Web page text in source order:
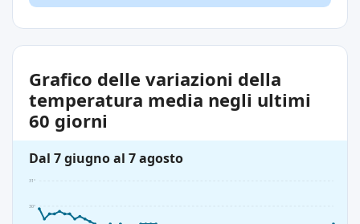
Grafico delle variazioni della
temperatura media negli ultimi
60 giorni
Dal 7 giugno al 7 agosto
30°
31°